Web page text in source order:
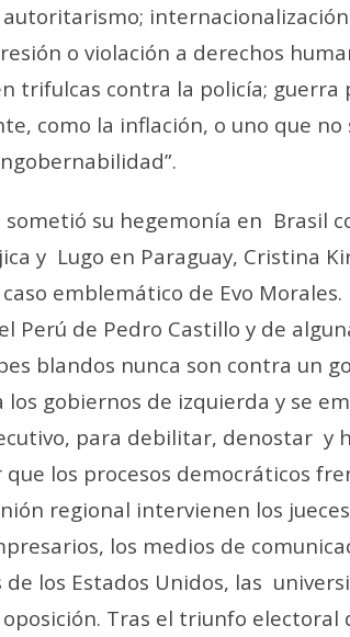
autoritarismo;
o violación a derechos
trifulcas contra la policía; guerra
como la inflación, o uno que no
sometió su hegemonía en Brasil
y Lugo en Paraguay, Cristina
emblemático de Evo
Perú de Pedro Castillo y de
blandos nunca son contra un
los gobiernos de izquierda y se
para debilitar, denostar y
los procesos democráticos
regional intervienen los
los medios de
los Estados Unidos, las
Tras el triunfo electoral